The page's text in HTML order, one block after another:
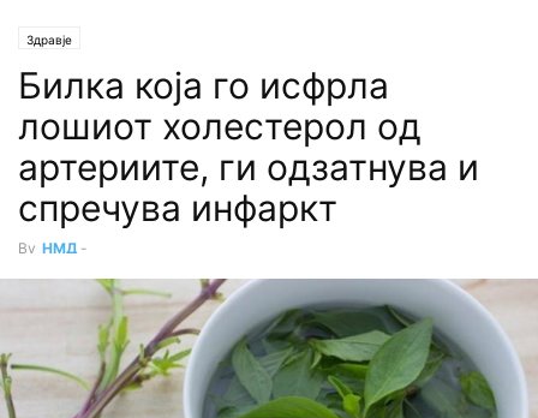
Здравје
Билка која го исфрла
лошиот холестерол од
артериите, ги одзатнува и
спречува инфаркт
By НМД -